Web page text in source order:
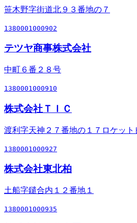
笹木野字街道北９３番地の７
1380001000902
テツヤ商事株式会社
中町６番２８号
1380001000910
株式会社ＴＩＣ
渡利字天神２７番地の１７ロケット
1380001000927
株式会社東北柏
土船字鑓合内１２番地１
1380001000935